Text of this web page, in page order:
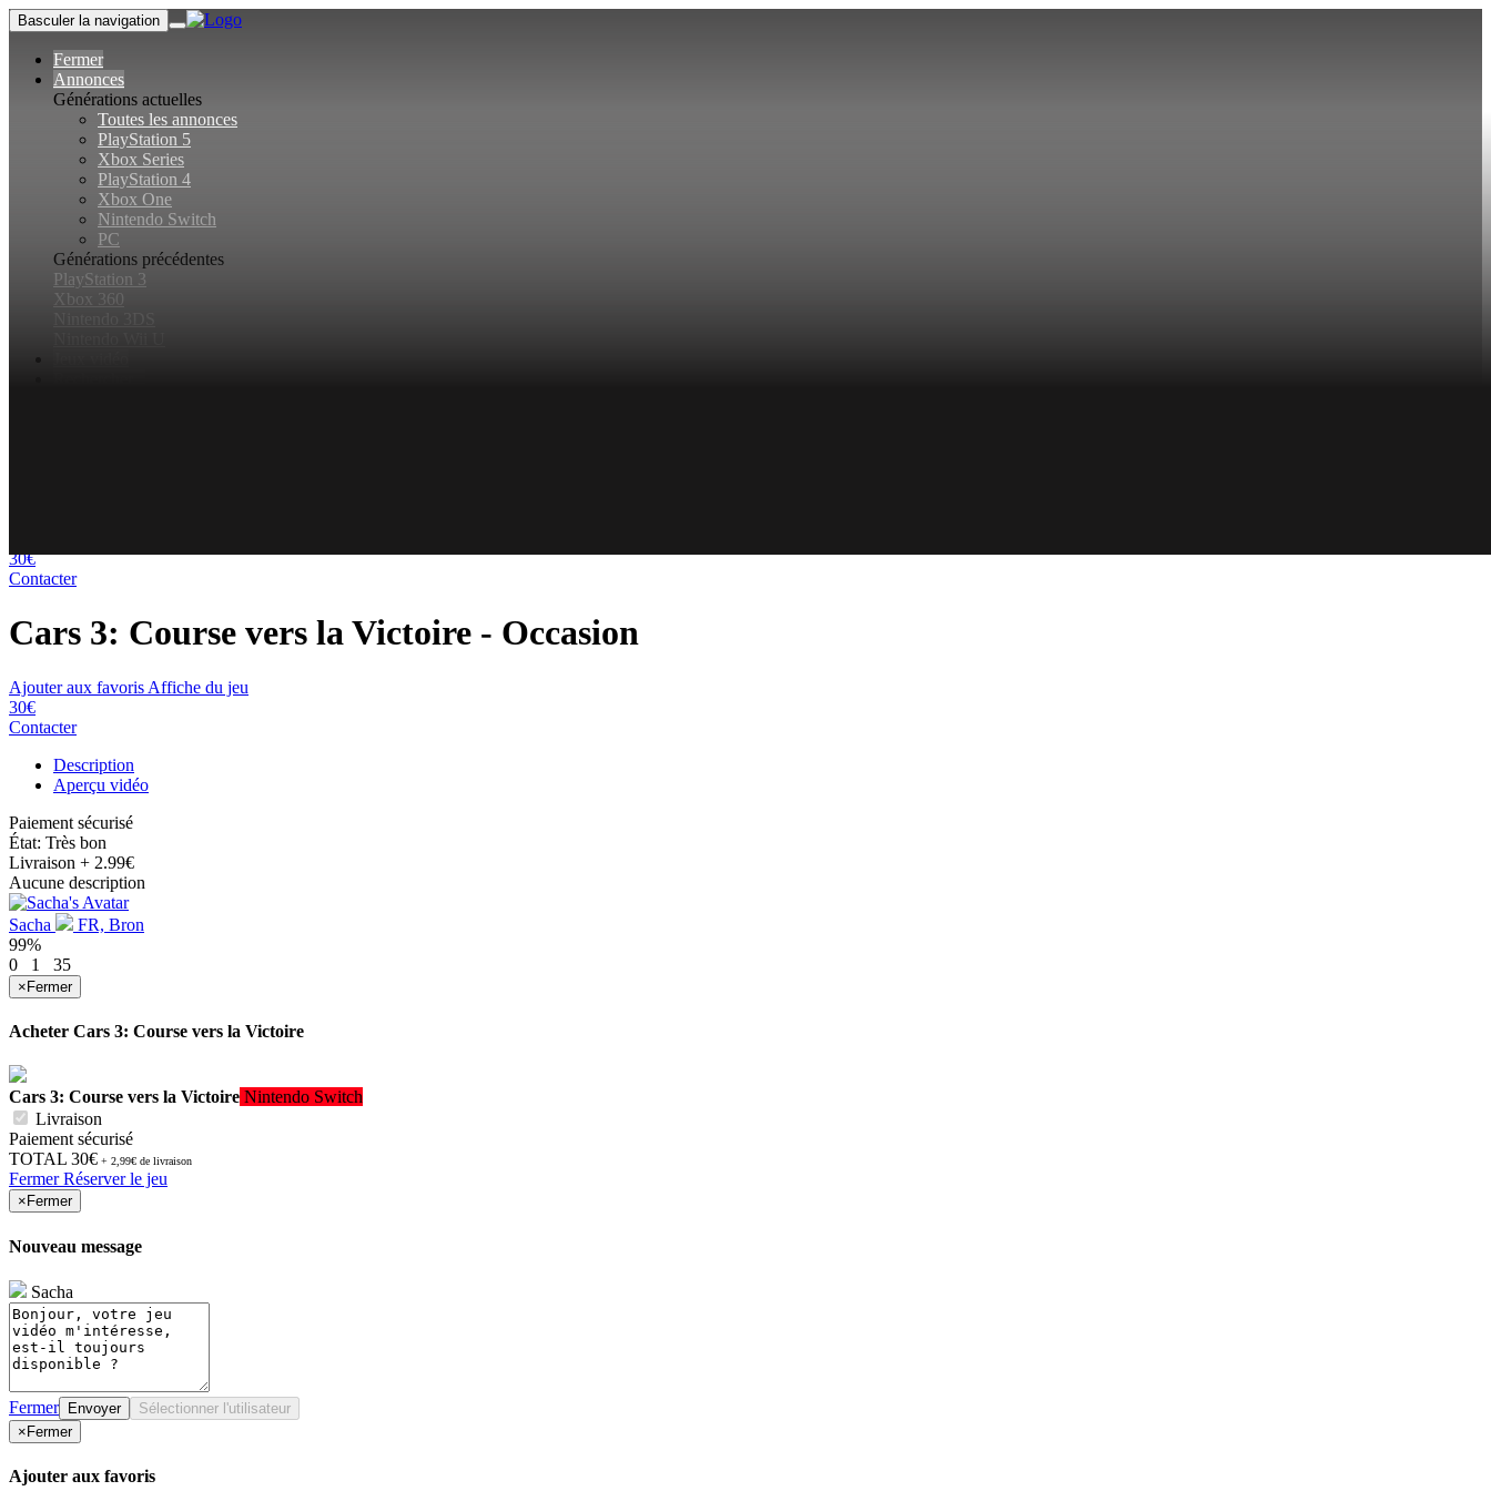
Basculer la navigation
Fermer
Annonces
Générations actuelles
Toutes les annonces
PlayStation 5
Xbox Series
PlayStation 4
Xbox One
Nintendo Switch
PC
Générations précédentes
PlayStation 3
Xbox 360
30€
Contacter
Cars 3: Course vers la Victoire - Occasion
Ajouter aux favoris Affiche du jeu
30€
Contacter
Description
Aperçu vidéo
Paiement sécurisé
État: Très bon
Livraison + 2.99€
Aucune description
Sacha
FR, Bron
99%
0
1 35
× Fermer
Acheter Cars 3: Course vers la Victoire
Cars 3: Course vers la Victoire Nintendo Switch
Livraison
Paiement sécurisé
TOTAL 30€ + 2,99€ de livraison
FermerRéserver le jeu
× Fermer
Nouveau message
Sacha
Fermer Envoyer
Sélectionner l'utilisateur
× Fermer
Ajouter aux favoris